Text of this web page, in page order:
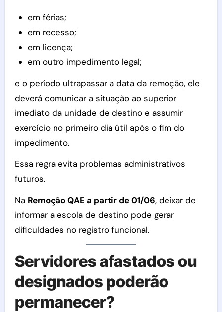
em férias;
em recesso;
em licença;
em outro impedimento legal;
e o período ultrapassar a data da remoção, ele
deverá comunicar a situação ao superior
imediato da unidade de destino e assumir
exercício no primeiro dia útil após o fim do
impedimento.
Essa regra evita problemas administrativos
futuros.
Na Remoção QAE a partir de 01/06, deixar de
informar a escola de destino pode gerar
dificuldades no registro funcional.
Servidores afastados ou
designados poderão
permanecer?